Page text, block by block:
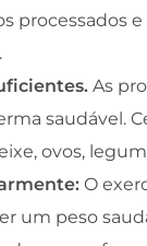
processados
As
saudável.
ovos,
O
um peso